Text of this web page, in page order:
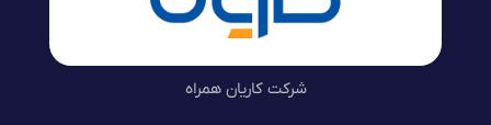
شرکت کاریان همراه